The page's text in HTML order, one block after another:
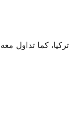
كما تداول معه